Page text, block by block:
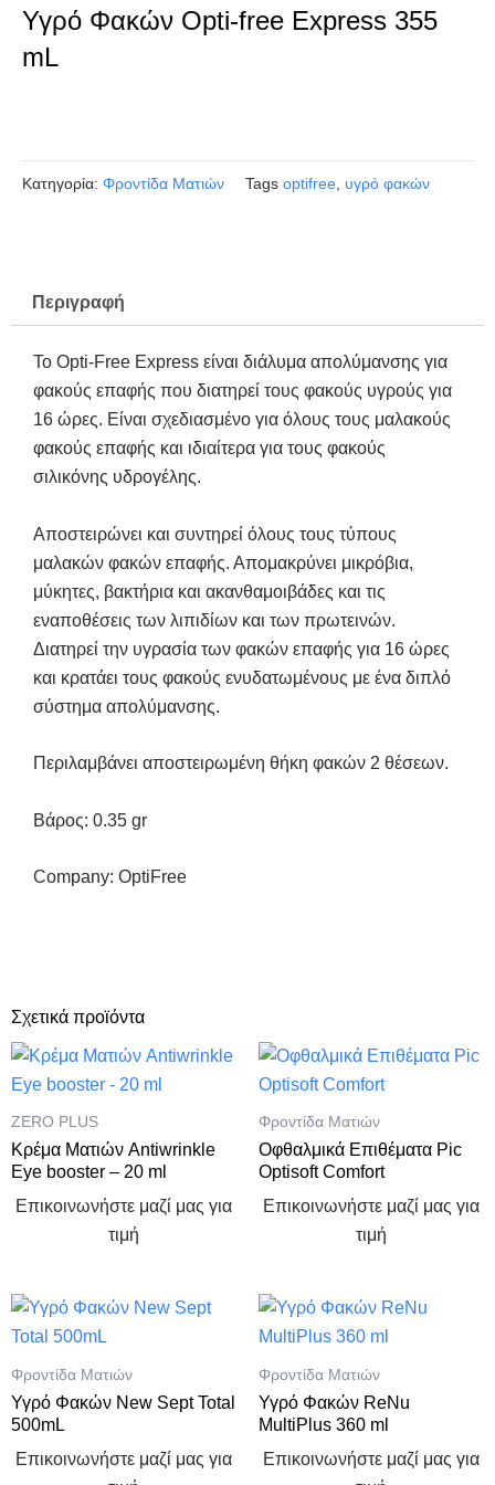
Υγρό Φακών Opti-free Express 355
mL
Kατηγορία: Φροντίδα Ματιών Tags optifree υγρό φακών
Περιγραφή
Το Opti-Free Express είναι διάλυμα απολύμανσης για
φακούς επαφής που διατηρεί τους φακούς υγρούς για
16 ώρες. Είναι σχεδιασμένο για όλους τους μαλακούς
φακούς επαφής και ιδιαίτερα για τους φακούς
σιλικόνης υδρογέλης.
Αποστειρώνει και συντηρεί όλους τους τύπους
μαλακών φακών επαφής. Απομακρύνει μικρόβια,
μύκητες, βακτήρια και ακανθαμοιβάδες και τις
εναποθέσεις των λιπιδίων και των πρωτεινών.
Διατηρεί την υγρασία των φακών επαφής για 16 ώρες
και κρατάει τους φακούς ενυδατωμένους με ένα διπλό
σύστημα απολύμανσης.
Περιλαμβάνει αποστειρωμένη θήκη φακών 2 θέσεων.
Βάρος: 0.35 gr
Company: OptiFree
Σχετικά προϊόντα
ZERO PLUS
Κρέμα Ματιών Antiwrinkle
Eye booster – 20 ml
Επικοινωνήστε μαζί μας για
τιμή
Φροντίδα Ματιών
Οφθαλμικά Επιθέματα Pic
Optisoft Comfort
Επικοινωνήστε μαζί μας για
τιμή
Φροντίδα Ματιών
Υγρό Φακών New Sept Total
500mL
Επικοινωνήστε μαζί μας για
Φροντίδα Ματιών
Υγρό Φακών ReNu
MultiPlus 360 ml
Επικοινωνήστε μαζί μας για